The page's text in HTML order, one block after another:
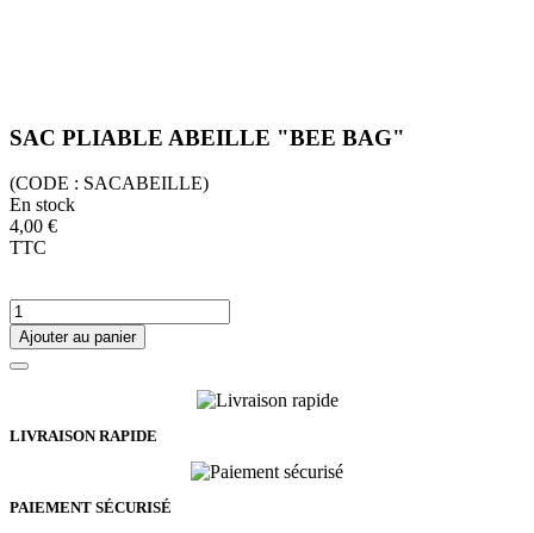
SAC PLIABLE ABEILLE "BEE BAG"
(CODE : SACABEILLE)
En stock
4,00 €
TTC
Ajouter au panier
LIVRAISON RAPIDE
PAIEMENT SÉCURISÉ